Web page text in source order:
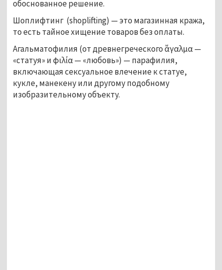
обоснованное решение.
Шоплифтинг (shoplifting) — это магазинная кража,
то есть тайное хищение товаров без оплаты.
Агальматофилия (от древнегреческого ἄγαλμα —
«статуя» и φιλία — «любовь») — парафилия,
включающая сексуальное влечение к статуе,
кукле, манекену или другому подобному
изобразительному объекту.